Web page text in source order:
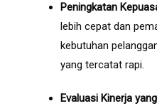
Peningkatan
lebih cepat dan
kebutuhan
yang tercatat rapi.
Evaluasi Kinerja